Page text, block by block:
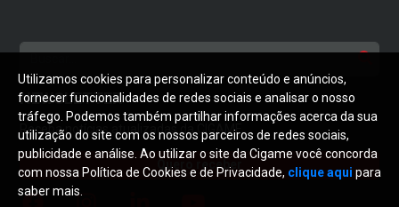
NEWSLETTER
Receba notícias atualizadas da CIGAME
Quero receber
Utilizamos cookies para personalizar conteúdo e anúncios,
fornecer funcionalidades de redes sociais e analisar o nosso
tráfego. Podemos também partilhar informações acerca da sua
utilização do site com os nossos parceiros de redes sociais,
publicidade e análise. Ao utilizar o site da Cigame você concorda
com nossa Política de Cookies e de Privacidade, clique aqui para
saber mais.